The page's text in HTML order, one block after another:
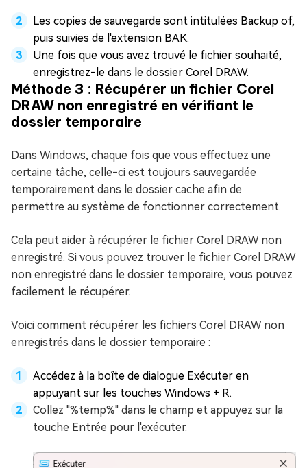
Les copies de sauvegarde sont intitulées Backup of,
puis suivies de l'extension BAK.
Une fois que vous avez trouvé le fichier souhaité,
enregistrez-le dans le dossier Corel DRAW.
Méthode 3 : Récupérer un fichier Corel
DRAW non enregistré en vérifiant le
dossier temporaire
Dans Windows, chaque fois que vous effectuez une
certaine tâche, celle-ci est toujours sauvegardée
temporairement dans le dossier cache afin de
permettre au système de fonctionner correctement.
Cela peut aider à récupérer le fichier Corel DRAW non
enregistré. Si vous pouvez trouver le fichier Corel DRAW
non enregistré dans le dossier temporaire, vous pouvez
facilement le récupérer.
Voici comment récupérer les fichiers Corel DRAW non
enregistrés dans le dossier temporaire :
Accédez à la boîte de dialogue Exécuter en
appuyant sur les touches Windows + R.
Collez "%temp%" dans le champ et appuyez sur la
touche Entrée pour l'exécuter.